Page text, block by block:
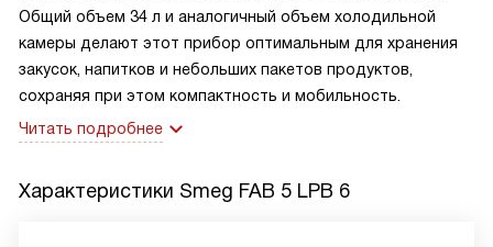
Общий объем 34 л и аналогичный объем холодильной
камеры делают этот прибор оптимальным для хранения
закусок, напитков и небольших пакетов продуктов,
сохраняя при этом компактность и мобильность.
Читать подробнее
Характеристики Smeg FAB 5 LPB 6